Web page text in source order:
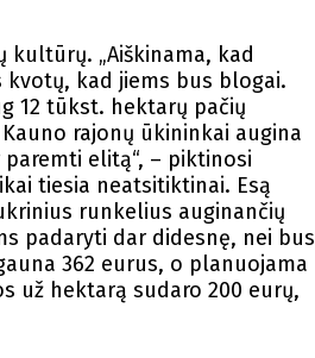
kultūrų. „Aiškinama, kad
kad jiems bus blogai.
12 tūkst. hektarų pačių
rajonų ūkininkai augina
elitą“, – piktinosi
tiesia neatsitiktinai. Esą
runkelius auginančių
padaryti dar didesnę, nei bus
362 eurus, o planuojama
už hektarą sudaro 200 eurų,